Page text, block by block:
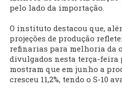
pelo lado da importação.
O instituto destacou que,
projeções de produção
refinarias para melhoria da
divulgados nesta terça-feira
mostram que em junho a
cresceu 11,2%, tendo o S-10